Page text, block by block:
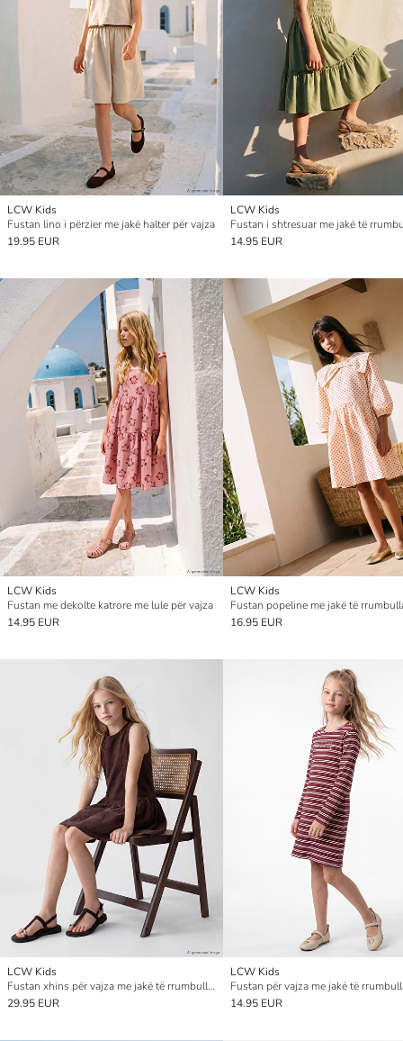
LCW Kids
Fustan lino i përzier me jakë halter për vajza
19.95 EUR
LCW Kids
14.95 EUR
LCW Kids
Fustan me dekolte katrore me lule për vajza
14.95 EUR
LCW Kids
16.95 EUR
LCW Kids
Fustan xhins për vajza me jakë të rrumbullakët, i zbukuruar me gurë vezullues
29.95 EUR
LCW Kids
14.95 EUR